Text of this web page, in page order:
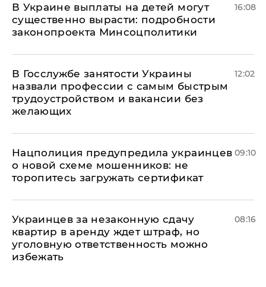
В Украине выплаты на детей могут
существенно вырасти: подробности
законопроекта Минсоцполитики
16:08
В Госслужбе занятости Украины
назвали профессии с самым быстрым
трудоустройством и вакансии без
желающих
12:02
Нацполиция предупредила украинцев
о новой схеме мошенников: не
торопитесь загружать сертификат
09:10
Украинцев за незаконную сдачу
квартир в аренду ждет штраф, но
уголовную ответственность можно
избежать
08:16